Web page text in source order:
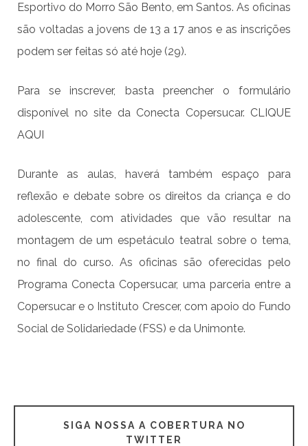
Esportivo do Morro São Bento, em Santos. As oficinas
são voltadas a jovens de 13 a 17 anos e as inscrições
podem ser feitas só até hoje (29).
Para se inscrever, basta preencher o formulário
disponível no site da Conecta Copersucar. CLIQUE
AQUI
Durante as aulas, haverá também espaço para
reflexão e debate sobre os direitos da criança e do
adolescente, com atividades que vão resultar na
montagem de um espetáculo teatral sobre o tema,
no final do curso. As oficinas são oferecidas pelo
Programa Conecta Copersucar, uma parceria entre a
Copersucar e o Instituto Crescer, com apoio do Fundo
Social de Solidariedade (FSS) e da Unimonte.
SIGA NOSSA A COBERTURA NO
TWITTER